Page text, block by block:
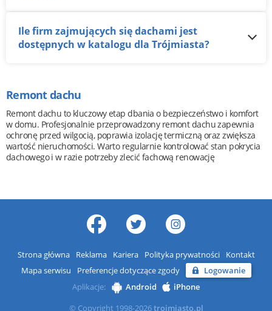
Ile firm zajmujących się dachami jest
dostępnych w katalogu dla Trójmiasta?
Remont dachu
Remont dachu to kluczowy etap dbania o bezpieczeństwo i komfort
w domu. Profesjonalnie przeprowadzony remont dachu zapewnia
ochronę przed wilgocią, poprawia izolację termiczną oraz zwiększa
wartość nieruchomości. Warto regularnie kontrolować stan pokrycia
dachowego i w razie potrzeby zlecić fachową renowację
Strona główna Reklama Kariera Polityka prywatności
Kontakt
Mapa serwisu
Preferencje dotyczące zgody
Logowanie
Aplikacje:
Android
iPhone
© Copyright 1998-2026trojmiasto.pl